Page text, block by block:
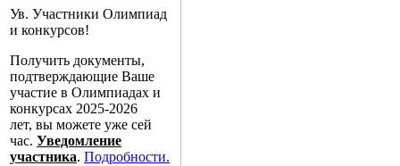
Ув. Участники Олимпиад
и конкурсов!
Получить документы,
подтверждающие Ваше
участие в Олимпиадах и
конкурсах 2025-2026
лет, вы можете уже сей
час. Уведомление
участника. Подробности.